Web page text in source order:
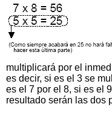
multiplicará por el
es decir, si es el 3 se
es el 7 por el 8, si es el
resultado serán las dos